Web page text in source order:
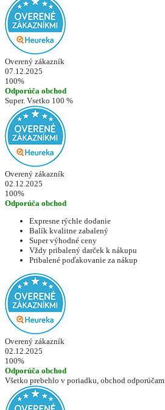
Overený zákazník
07.12.2025
100%
Odporúča obchod
Super. Vsetko 100 %
Overený zákazník
02.12.2025
100%
Odporúča obchod
Expresne rýchle dodanie
Balík kvalitne zabalený
Super výhodné ceny
Vždy pribalený darček k nákupu
Pribalené poďakovanie za nákup
Overený zákazník
02.12.2025
100%
Odporúča obchod
Všetko prebehlo v poriadku, obchod odporúčam